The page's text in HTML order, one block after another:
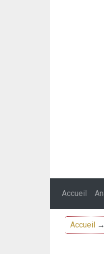
Accueil
Accueil →